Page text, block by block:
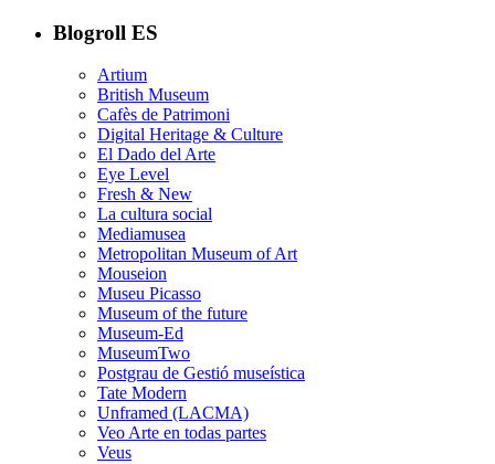
Blogroll ES
Artium
British Museum
Cafès de Patrimoni
Digital Heritage & Culture
El Dado del Arte
Eye Level
Fresh & New
La cultura social
Mediamusea
Metropolitan Museum of Art
Mouseion
Museu Picasso
Museum of the future
Museum-Ed
MuseumTwo
Postgrau de Gestió museística
Tate Modern
Unframed (LACMA)
Veo Arte en todas partes
Veus